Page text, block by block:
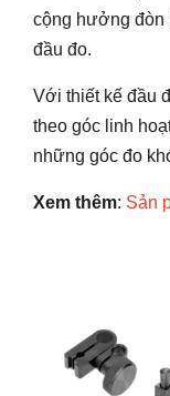
cộng hưởng đòn
đầu đo.
Với thiết kế đầu
theo góc linh
những góc đo
Xem thêm: Sản